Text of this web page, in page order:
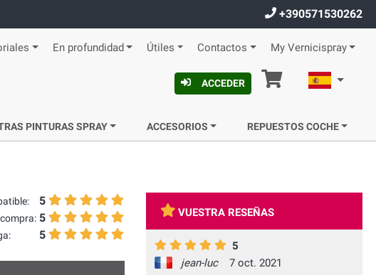
+390571530262
En profundidad Útiles Contactos My Vernicispray
ACCEDER Cesta Español
PINTURAS SPRAY ACCESORIOS REPUESTOS COCHE
5
5
5
VUESTRA RESEÑAS
5
jean-luc
7 oct. 2021